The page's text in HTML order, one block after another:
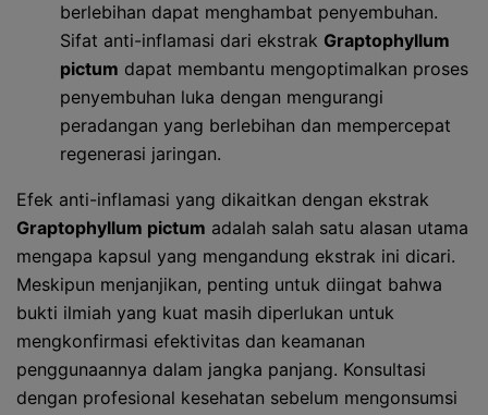
berlebihan dapat menghambat penyembuhan.
Sifat anti-inflamasi dari ekstrak Graptophyllum
pictum dapat membantu mengoptimalkan proses
penyembuhan luka dengan mengurangi
peradangan yang berlebihan dan mempercepat
regenerasi jaringan.
Efek anti-inflamasi yang dikaitkan dengan ekstrak
Graptophyllum pictum adalah salah satu alasan utama
mengapa kapsul yang mengandung ekstrak ini dicari.
Meskipun menjanjikan, penting untuk diingat bahwa
bukti ilmiah yang kuat masih diperlukan untuk
mengkonfirmasi efektivitas dan keamanan
penggunaannya dalam jangka panjang. Konsultasi
dengan profesional kesehatan sebelum mengonsumsi